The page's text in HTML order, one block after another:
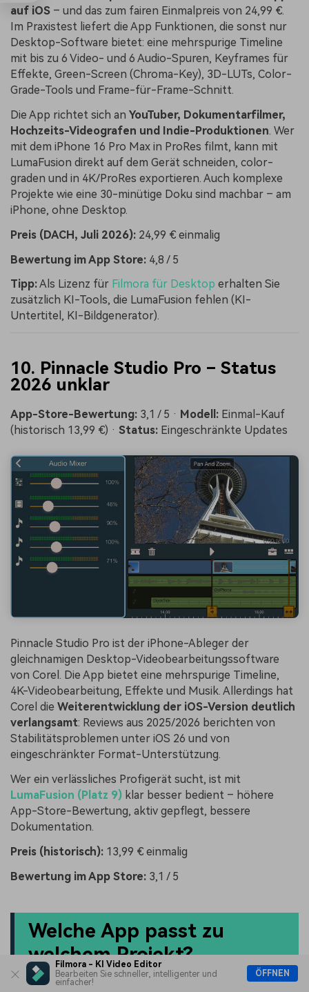
Filmora - KI Video Editor
Bearbeiten Sie schneller, intelligenter und
einfacher!
ÖFFNEN
auf iOS – und das zum fairen Einmalpreis von 24,99 €.
Im Praxistest liefert die App Funktionen, die sonst nur
Desktop-Software bietet: eine mehrspurige Timeline
mit bis zu 6 Video- und 6 Audio-Spuren, Keyframes für
Effekte, Green-Screen (Chroma-Key), 3D-LUTs, Color-
Grade-Tools und Frame-für-Frame-Schnitt.
Die App richtet sich an YouTuber, Dokumentarfilmer,
Hochzeits-Videografen und Indie-Produktionen. Wer
mit dem iPhone 16 Pro Max in ProRes filmt, kann mit
LumaFusion direkt auf dem Gerät schneiden, color-
graden und in 4K/ProRes exportieren. Auch komplexe
Projekte wie eine 30-minütige Doku sind machbar – am
iPhone, ohne Desktop.
Preis (DACH, Juli 2026): 24,99 € einmalig
Bewertung im App Store: 4,8 / 5
Tipp:Als Lizenz für Filmora für Desktop erhalten Sie
zusätzlich KI-Tools, die LumaFusion fehlen (KI-
Untertitel, KI-Bildgenerator).
10. Pinnacle Studio Pro – Status
2026 unklar
App-Store-Bewertung: 3,1 / 5 · Modell: Einmal-Kauf
(historisch 13,99 €) · Status: Eingeschränkte Updates
Pinnacle Studio Pro ist der iPhone-Ableger der
gleichnamigen Desktop-Videobearbeitungssoftware
von Corel. Die App bietet eine mehrspurige Timeline,
4K-Videobearbeitung, Effekte und Musik. Allerdings hat
Corel die Weiterentwicklung der iOS-Version deutlich
verlangsamt: Reviews aus 2025/2026 berichten von
Stabilitätsproblemen unter iOS 26 und von
eingeschränkter Format-Unterstützung.
Wer ein verlässliches Profigerät sucht, ist mit
LumaFusion (Platz 9) klar besser bedient – höhere
App-Store-Bewertung, aktiv gepflegt, bessere
Dokumentation.
Preis (historisch): 13,99 € einmalig
Bewertung im App Store: 3,1 / 5
Welche App passt zu
welchem Projekt?